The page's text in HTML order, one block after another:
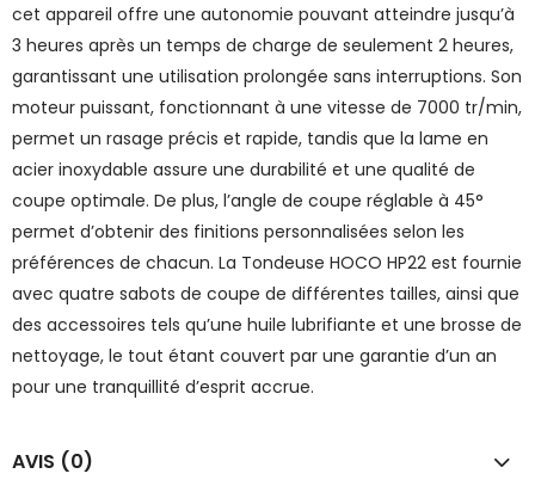
cet appareil offre une autonomie pouvant atteindre jusqu’à
3 heures après un temps de charge de seulement 2 heures,
garantissant une utilisation prolongée sans interruptions. Son
moteur puissant, fonctionnant à une vitesse de 7000 tr/min,
permet un rasage précis et rapide, tandis que la lame en
acier inoxydable assure une durabilité et une qualité de
coupe optimale. De plus, l’angle de coupe réglable à 45°
permet d’obtenir des finitions personnalisées selon les
préférences de chacun. La Tondeuse HOCO HP22 est fournie
avec quatre sabots de coupe de différentes tailles, ainsi que
des accessoires tels qu’une huile lubrifiante et une brosse de
nettoyage, le tout étant couvert par une garantie d’un an
pour une tranquillité d’esprit accrue.
AVIS (0)